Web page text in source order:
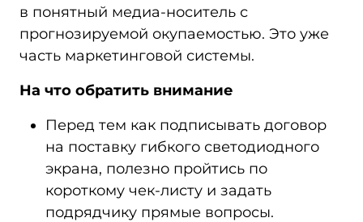
в понятный медиа‑носитель с
прогнозируемой окупаемостью. Это уже
часть маркетинговой системы.
На что обратить внимание
Перед тем как подписывать договор
на поставку гибкого светодиодного
экрана, полезно пройтись по
короткому чек‑листу и задать
подрядчику прямые вопросы.